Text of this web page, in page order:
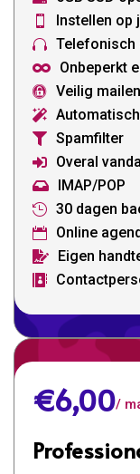
 Instellen op
 Telefonisch
 Onbeperkt
 Veilig

 Spamfilter
 Overal
 IMAP/POP
 30 dagen
 Online
 Eigen

€6,00/